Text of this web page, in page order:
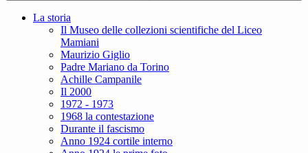
La storia
Il Museo delle collezioni scientifiche del Liceo
Mamiani
Maurizio Giglio
Padre Mariano da Torino
Achille Campanile
Il 2000
1972 - 1973
1968 la contestazione
Durante il fascismo
Anno 1924 cortile interno